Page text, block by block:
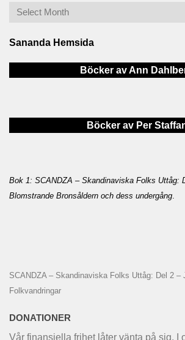
Sananda Hemsida
Böcker av Ann
Böcker av Per
Bok 1: SCANDZA – Skandinaviska Folks Uttåg:
Blomstrande Bronsåldern och dess undergång
SCANDZA – Skandinaviska Folks Uttåg: Del 2 –
Folkvandringar
DONATIONER
Vår finansiella frihet låter vänta på sig. I